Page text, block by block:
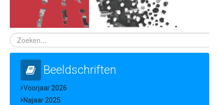
Beeldschriften
Voorjaar 2026
Najaar 2025